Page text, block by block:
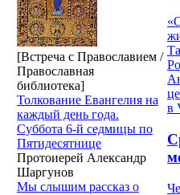
[Встреча с Православием /
Православная
библиотека]
Толкование Евангелия на
каждый день года.
Суббота 6-й седмицы по
Пятидесятнице
Протоиерей Александр
Шаргунов
Мы слышим рассказ о
в